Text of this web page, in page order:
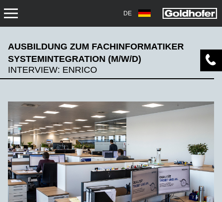
DE
ARBEITEN BEI GOLDHOFER
KARRIERETERMINE
AUSBILDUNG
PRAKTIKA
AUSBILDUNG ZUM FACHINFORMATIKER
SYSTEMINTEGRATION (M/W/D)
INTERVIEW: ENRICO